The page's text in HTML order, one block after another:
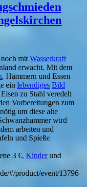
noch mit Wasserkraft
erwacht. Mit dem
, Hämmern und Essen
ein lebendiges Bild
zu Stahl veredelt
Vorbereitungen zum
um diese alte
wird
arbeiten und
und Spieße
3 €, Kinderund
#/product/event/13796